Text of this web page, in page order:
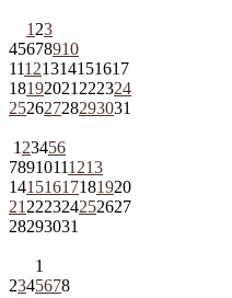
1 23
45678910
11121314151617
18192021 222324
25262728293031
1 23456
78910111213
14151617181920
21 222324252627
28293031
1
2345678